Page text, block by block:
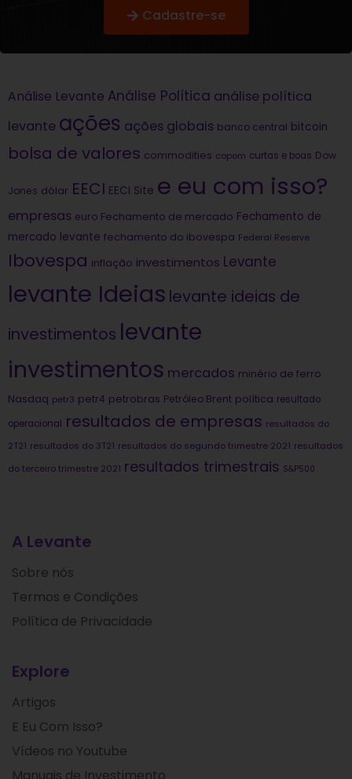
Cadastre-se
Análise Levante Análise Política análise política
levante ações ações globais banco central bitcoin
bolsa de valores commodities copom curtas e boas Dow
Jones dólar EECI EECI Site e eu com isso?
empresas euro Fechamento de mercado Fechamento de
mercado levante fechamento do ibovespa Federal Reserve
Ibovespa inflação investimentos Levante
levante Ideias levante ideias de
investimentos levante
investimentos mercados minério de ferro
Nasdaq petr3 petr4 petrobras Petróleo Brent política resultado
operacional resultados de empresas resultados do
2T21 resultados do 3T21 resultados do segundo trimestre 2021 resultados
do terceiro trimestre 2021 resultados trimestrais S&P500
A Levante
Sobre nós
Termos e Condições
Política de Privacidade
Explore
Artigos
E Eu Com Isso?
Vídeos no Youtube